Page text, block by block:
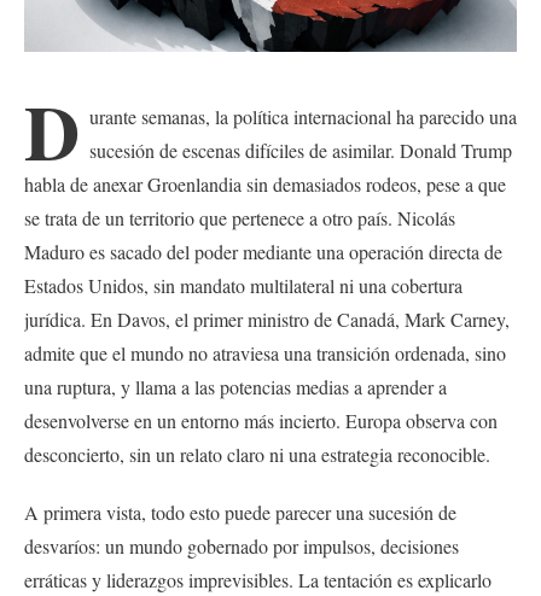
D urante semanas, la política internacional ha parecido una
sucesión de escenas difíciles de asimilar. Donald Trump
habla de anexar Groenlandia sin demasiados rodeos, pese a que
se trata de un territorio que pertenece a otro país. Nicolás
Maduro es sacado del poder mediante una operación directa de
Estados Unidos, sin mandato multilateral ni una cobertura
jurídica. En Davos, el primer ministro de Canadá, Mark Carney,
admite que el mundo no atraviesa una transición ordenada, sino
una ruptura, y llama a las potencias medias a aprender a
desenvolverse en un entorno más incierto. Europa observa con
desconcierto, sin un relato claro ni una estrategia reconocible.
A primera vista, todo esto puede parecer una sucesión de
desvaríos: un mundo gobernado por impulsos, decisiones
erráticas y liderazgos imprevisibles. La tentación es explicarlo